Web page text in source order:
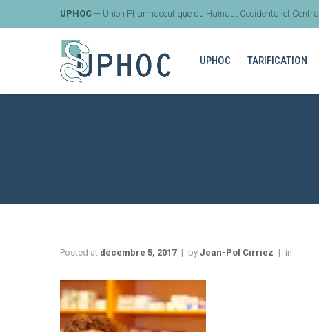
UPHOC — Union Pharmaceutique du Hainaut Occidental et Central
UPHOC TARIFICATION
Posted at décembre 5, 2017 by Jean-Pol Cirriez in